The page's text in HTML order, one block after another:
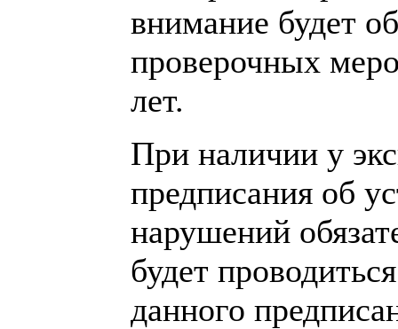
внимание будет
проверочных
лет.
При наличии у
предписания об
нарушений
будет
данного